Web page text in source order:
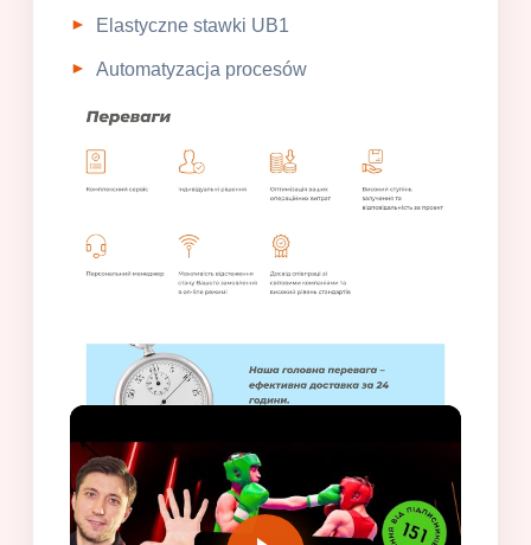
Elastyczne stawki UB1
Automatyzacja procesów